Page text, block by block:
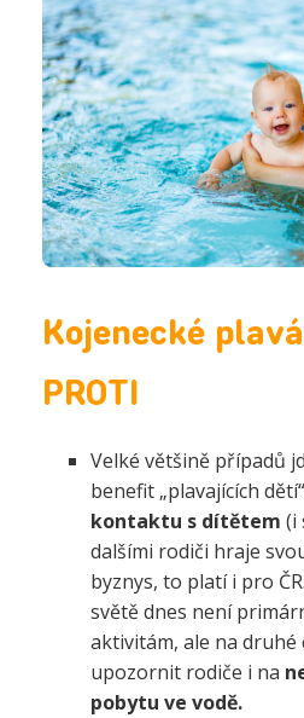
Kojenecké
PROTI
Velké většině případů
benefit „plavajících
kontaktu s dítětem (i
dalšími rodiči hraje
byznys, to platí i pro
světě dnes není
aktivitám, ale na
upozornit rodiče i na
pobytu ve vodě.